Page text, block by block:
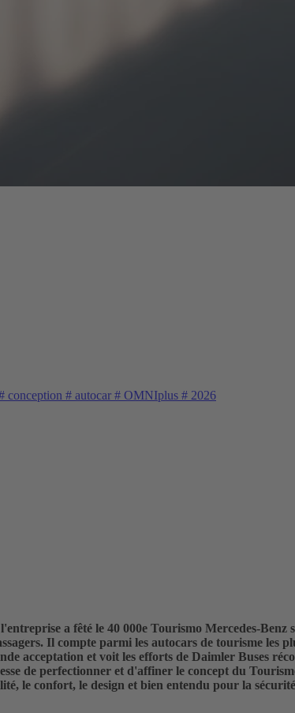
conception # autocar # OMNIplus # 2026
a fêté le 40 000e Tourismo Mercedes-Benz
Il compte parmi les autocars de tourisme les
acceptation et voit les efforts de Daimler Buses
de perfectionner et d'affiner le concept du
le confort, le design et bien entendu pour la